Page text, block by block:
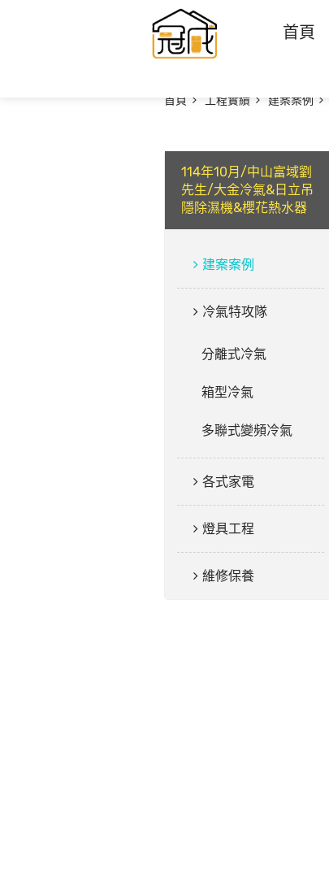
首頁
首頁 工程實績 建案案例
114年10月/中山富域劉
先生/大金冷氣&日立吊
隱除濕機&櫻花熱水器
建案案例
冷氣特攻隊
分離式冷氣
箱型冷氣
多聯式變頻冷氣
各式家電
燈具工程
維修保養